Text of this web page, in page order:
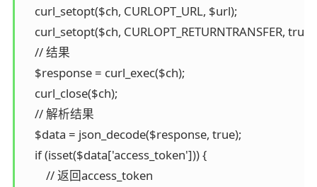
    curl_setopt($ch, CURLOPT_URL, $url);
    curl_setopt($ch, CURLOPT_RETURNTRANSFER, true);
    // 结果
    $response = curl_exec($ch);
    curl_close($ch);
    // 解析结果
    $data = json_decode($response, true);
    if (isset($data['access_token'])) {
        // 返回access_token